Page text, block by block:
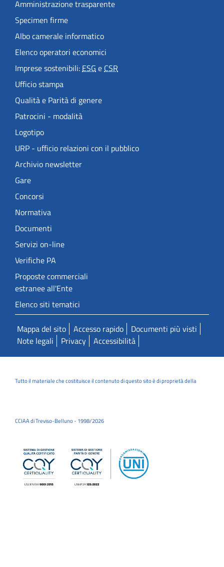
Amministrazione trasparente
Specimen firme
Albo camerale informatico
Elenco operatori economici
Imprese sostenibili:ESGeCSR
Ufficio stampa
Qualità e Parità di genere
Patrocini - modalità
Logotipo
URP - ufficio relazioni con il pubblico
Archivio newsletter
Gare
Concorsi
Normativa
Documenti
Servizi on-line
Verifiche PA
Proposte commerciali
estranee all'Ente
Elenco siti tematici
Mappa del sito Accesso rapido
Documenti più visti
Note legali
Privacy Accessibilità
Tutto il materiale che costituisce il contenuto di questo sito è di proprietà della
CCIAA di Treviso-Belluno - 1998/2026